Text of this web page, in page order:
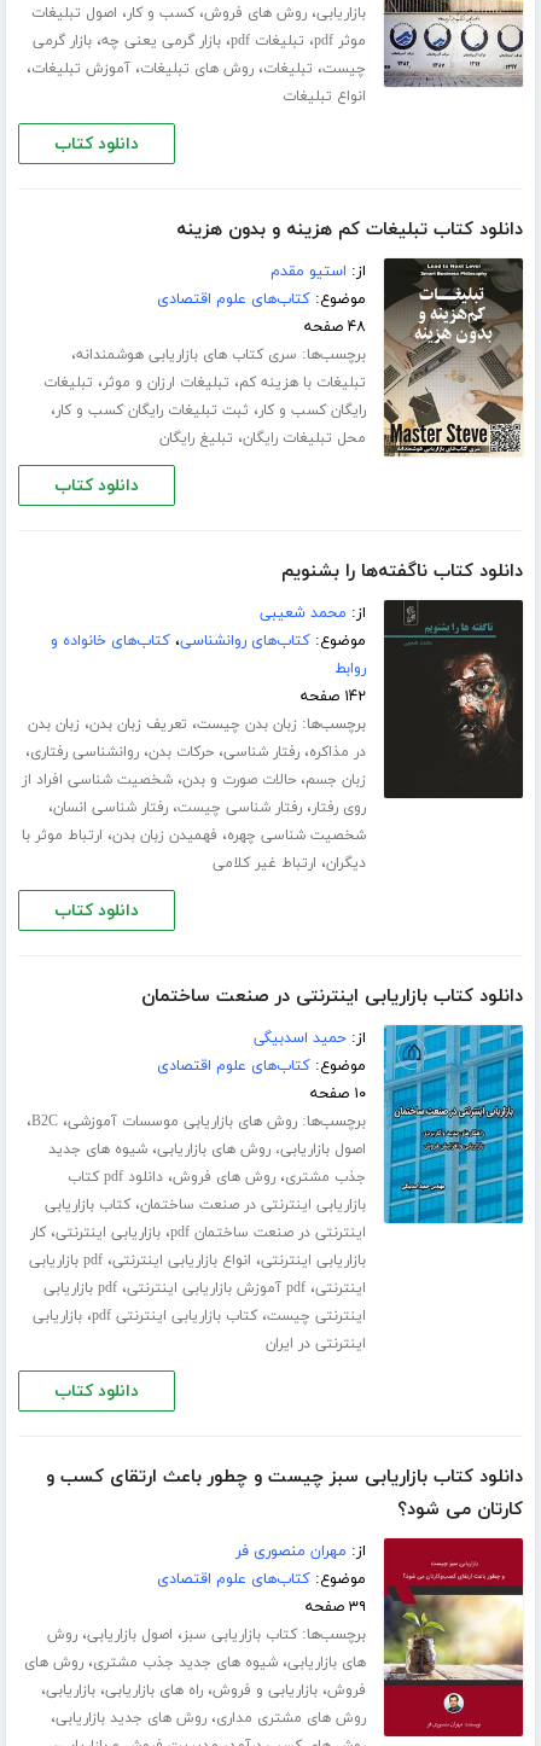
بازاریابی،روش های فروش،کسب و کار، اصول تبلیغات
موثر pdf
، تبلیغات pdf ،بازار گرمی یعنی چه،بازار گرمی
چیست، تبلیغات،روش های تبلیغات،آموزش تبلیغات،
انواع تبلیغات
دانلود کتاب
دانلود کتاب تبلیغات کم هزینه و بدون هزینه
از: استیو مقدم
موضوع:کتاب‌های علوم اقتصادی
۴۸ صفحه
برچسب‌ها: سری کتاب های بازاریابی هوشمندانه،
تبلیغات با هزینه کم، تبلیغات ارزان و موثر، تبلیغات
رایگان کسب و کار، ثبت تبلیغات رایگان کسب و کار،
محل تبلیغات رایگان، تبلیغ رایگان
دانلود کتاب
دانلود کتاب ناگفته‌ها را بشنویم
از: محمد شعیبی
موضوع:کتاب‌های روانشناسی،کتاب‌های خانواده و
روابط
۱۴۲ صفحه
برچسب‌ها: زبان بدن چیست، تعریف زبان بدن، زبان بدن
در مذاکره،رفتار شناسی،حرکات بدن،روانشناسی رفتاری،
زبان جسم،حالات صورت و بدن،شخصیت شناسی افراد از
روی رفتار،رفتار شناسی چیست،رفتار شناسی انسان،
شخصیت شناسی چهره، فهمیدن زبان بدن، ارتباط موثر با
دیگران، ارتباط غیر کلامی
دانلود کتاب
دانلود کتاب بازاریابی اینترنتی در صنعت ساختمان
از:حمید اسدبیگی
موضوع:کتاب‌های علوم اقتصادی
۱۰ صفحه
برچسب‌ها:روش های بازاریابی موسسات آموزشی،B2C،
اصول بازاریابی، روش های بازاریابی،شیوه های جدید
جذب مشتری،روش های فروش،
دانلود pdf کتاب
بازاریابی اینترنتی در صنعت ساختمان،کتاب بازاریابی
اینترنتی در صنعت ساختمان pdf
،بازاریابی اینترنتی،کار
بازاریابی اینترنتی، انواع بازاریابی اینترنتی،
pdf بازاریابی
اینترنتی،pdf آموزش بازاریابی اینترنتی ،
pdf بازاریابی
اینترنتی چیست،کتاب بازاریابی اینترنتی pdf ،بازاریابی
اینترنتی در ایران
دانلود کتاب
دانلود کتاب بازاریابی سبز چیست و چطور باعث ارتقای کسب و‌
کارتان می شود؟
از: مهران منصوری فر
موضوع:کتاب‌های علوم اقتصادی
۳۹ صفحه
برچسب‌ها:کتاب بازاریابی سبز، اصول بازاریابی،روش
های بازاریابی،شیوه های جدید جذب مشتری،روش های
فروش،بازاریابی و فروش،راه های بازاریابی،بازاریابی،
روش های مشتری مداری،روش های جدید بازاریابی،